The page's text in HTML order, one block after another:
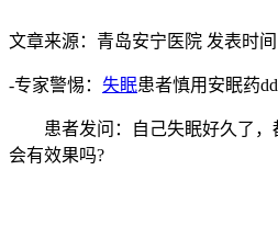
文章来源： 青岛安宁医院 发表时间
-专家警惕： 失眠患者慎用安眠药
患者发问：自己失眠好久了，都
会有效果吗?